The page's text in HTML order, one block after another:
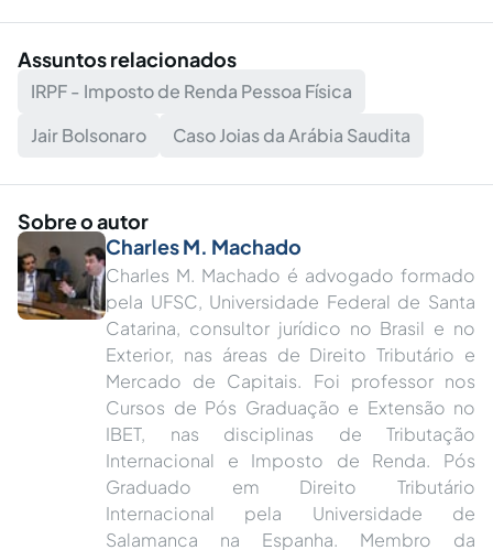
Assuntos relacionados
IRPF - Imposto de Renda Pessoa Física
Jair Bolsonaro
Caso Joias da Arábia Saudita
Sobre o autor
Charles M. Machado
Charles M. Machado é advogado formado
pela UFSC, Universidade Federal de Santa
Catarina, consultor jurídico no Brasil e no
Exterior, nas áreas de Direito Tributário e
Mercado de Capitais. Foi professor nos
Cursos de Pós Graduação e Extensão no
IBET, nas disciplinas de Tributação
Internacional e Imposto de Renda. Pós
Graduado em Direito Tributário
Internacional pela Universidade de
Salamanca na Espanha. Membro da